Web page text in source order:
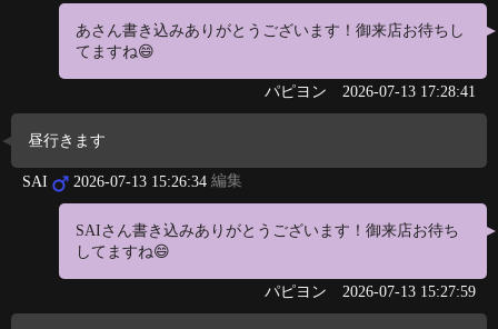
あさん書き込みありがとうございます！御来店お待ちし
てますね😄
パピヨン 2026-07-13 17:28:41
昼行きます
SAI 2026-07-13 15:26:34 編集
SAIさん書き込みありがとうございます！御来店お待ち
してますね😄
パピヨン 2026-07-13 15:27:59